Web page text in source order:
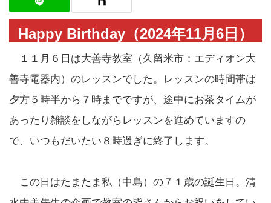
Happy Birthday（2024年11月6日）
１１月６日は大善寺教室（久留米市：エディオン大
善寺電器内）のレッスンでした。レッスンの時間帯は
夕方５時半から７時までですが、途中にお茶タイムが
あったり雑談をしながらレッスンを進めていますの
で、いつもだいたい８時過ぎに終了します。
この日はたまたま私（中島）の７１歳の誕生日。清